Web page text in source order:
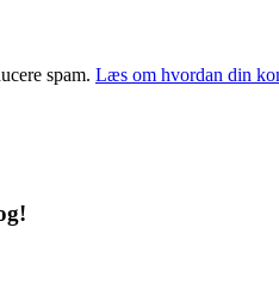
spam. Læs om hvordan din